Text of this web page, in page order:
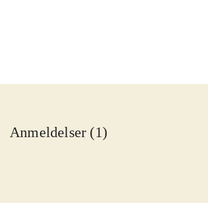
Anmeldelser (1)